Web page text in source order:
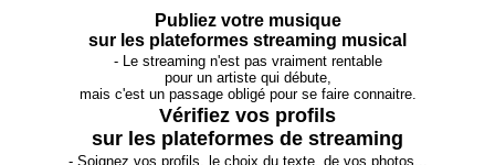
Publiez votre musique
sur les plateformes streaming musical
- Le streaming n'est pas vraiment rentable
mais c'est un passage obligé pour se faire connaitre.
sur les plateformes de streaming